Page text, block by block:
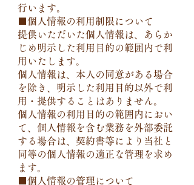
行います。
■個人情報の利用制限について
提供いただいた個人情報は、あらか
じめ明示した利用目的の範囲内で利
用いたします。
個人情報は、本人の同意がある場合
を除き、明示した利用目的以外で利
用・提供することはありません。
個人情報の利用目的の範囲内におい
て、個人情報を含む業務を外部委託
する場合は、契約書等により当社と
同等の個人情報の適正な管理を求め
ます。
■個人情報の管理について